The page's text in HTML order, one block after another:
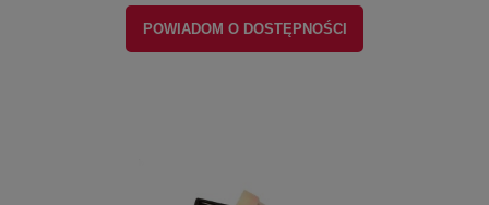
POWIADOM O DOSTĘPNOŚCI